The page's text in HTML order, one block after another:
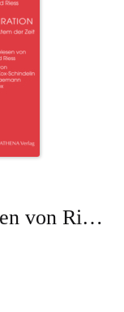
ASPIRATION. Neu gelesen von Richard Riess